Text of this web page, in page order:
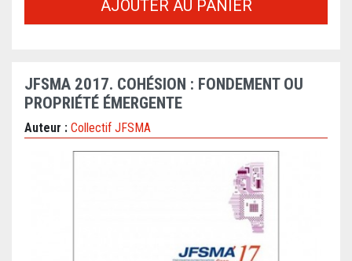
AJOUTER AU PANIER
JFSMA 2017. COHÉSION : FONDEMENT OU
PROPRIÉTÉ ÉMERGENTE
Auteur : Collectif JFSMA